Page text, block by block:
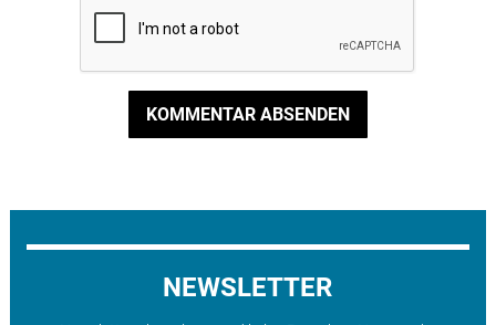
KOMMENTAR ABSENDEN
NEWSLETTER